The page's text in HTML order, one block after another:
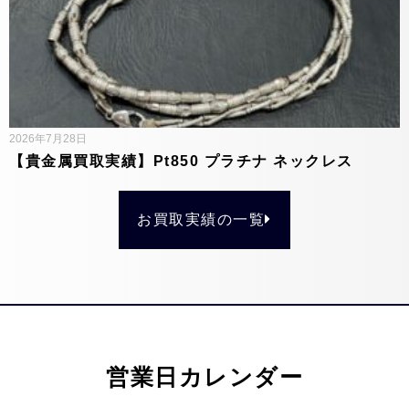
【貴金属買取実績】Pt850 プラチナ ネックレス
2026年7月28日
お買取実績の一覧
営業日カレンダー